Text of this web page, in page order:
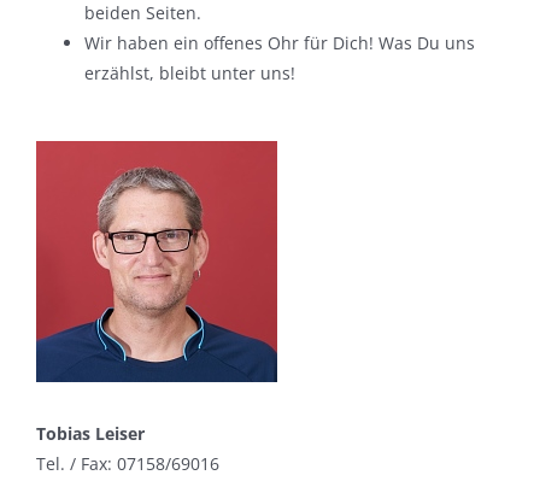
beiden Seiten.
Wir haben ein offenes Ohr für Dich! Was Du uns
erzählst, bleibt unter uns!
Tobias Leiser
Tel. / Fax: 07158/69016